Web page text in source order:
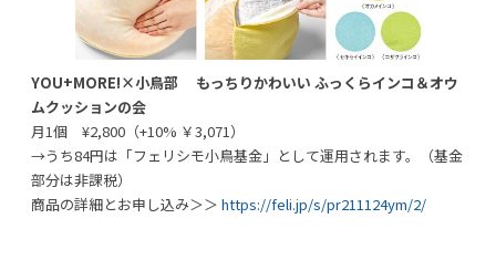
YOU+MORE!×小鳥部 もっちりかわいい ふっくらインコ＆オウ
ムクッションの会
月1個 ¥2,800（+10% ￥3,071）
→うち84円は「フェリシモ小鳥基金」として運用されます。（基金
部分は非課税）
商品の詳細とお申し込み＞＞ https://feli.jp/s/pr211124ym/2/